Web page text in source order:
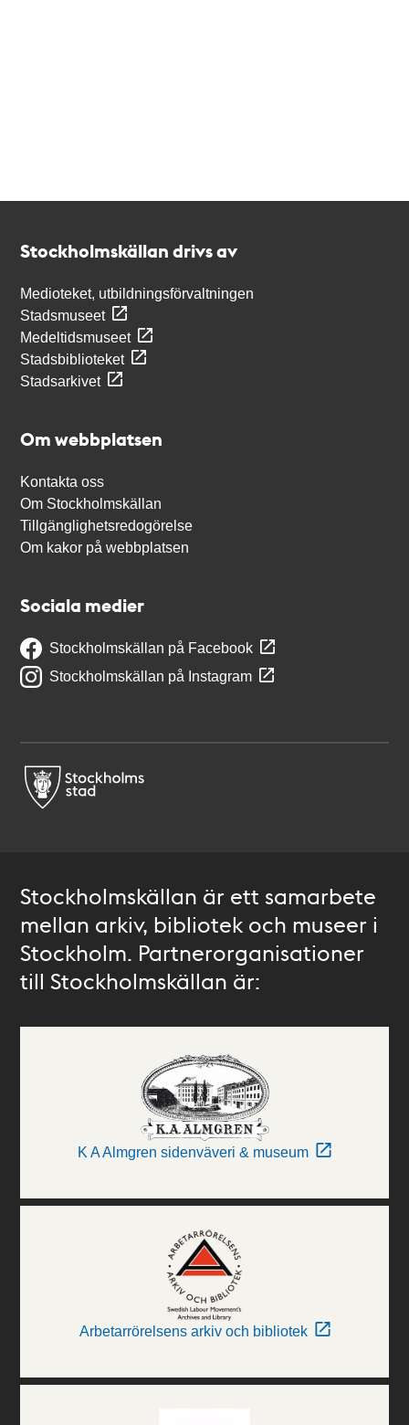
Stockholmskällan drivs av
Medioteket, utbildningsförvaltningen
Stadsmuseet
Medeltidsmuseet
Stadsbiblioteket
Stadsarkivet
Om webbplatsen
Kontakta oss
Om Stockholmskällan
Tillgänglighetsredogörelse
Om kakor på webbplatsen
Sociala medier
Stockholmskällan på Facebook
Stockholmskällan på Instagram
Stockholmskällan är ett samarbete
mellan arkiv, bibliotek och museer i
Stockholm. Partnerorganisationer
till Stockholmskällan är:
K A Almgren sidenväveri & museum
Arbetarrörelsens arkiv och bibliotek